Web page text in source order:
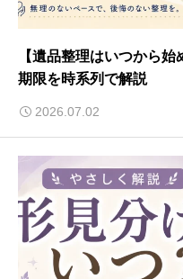
【遺品整理はいつから
期限を時系列で解説
2026.07.02